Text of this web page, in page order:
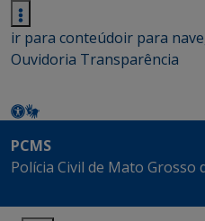
ir para conteúdoir para
Ouvidoria Transparência
PCMS
Polícia Civil de Mato Grosso